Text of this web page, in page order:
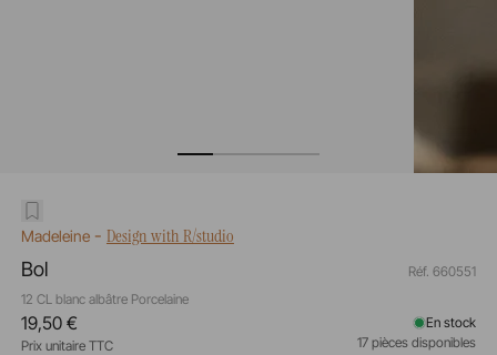
Madeleine- Design with R/studio
Bol
12 CL blanc albâtre Porcelaine
Réf. 660551
19,50 €
Prix unitaire TTC
En stock
17 pièces disponibles